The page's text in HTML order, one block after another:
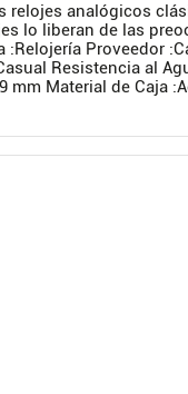
analógicos
lo liberan de las
:Relojería Proveedor
Resistencia al
mm Material de Caja
$ 359.900 -7%
$ 389 900
Cuota de
quincenas de